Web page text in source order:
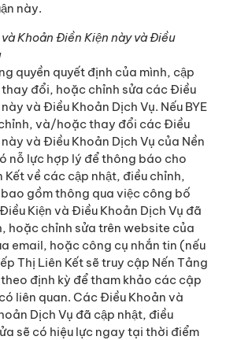
này.
Khoản Điền Kiện này và Điều
quyền quyết định của mình, cập
đổi, hoặc chỉnh sửa các Điều
và Điều Khoản Dịch Vụ. Nếu BYE
chỉnh, và/hoặc thay đổi các Điều
và Điều Khoản Dịch Vụ của Nền
nỗ lực hợp lý để thông báo cho
về các cập nhật, điều chỉnh,
gồm thông qua việc công bố
Kiện và Điều Khoản Dịch Vụ đã
hoặc chỉnh sửa trên website của
email, hoặc công cụ nhắn tin (nếu
Thị Liên Kết sẽ truy cập Nến Tảng
định kỳ để tham khảo các cập
liên quan. Các Điều Khoản và
Dịch Vụ đã cập nhật, điều
sẽ có hiệu lực ngay tại thời điểm